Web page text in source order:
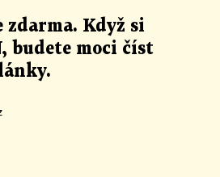
zdarma. Když si
budete moci číst
.